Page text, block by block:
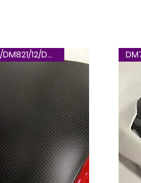
DM797/DM821/12/DM17/12-02